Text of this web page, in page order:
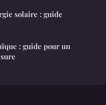
solaire : guide
: guide pour un